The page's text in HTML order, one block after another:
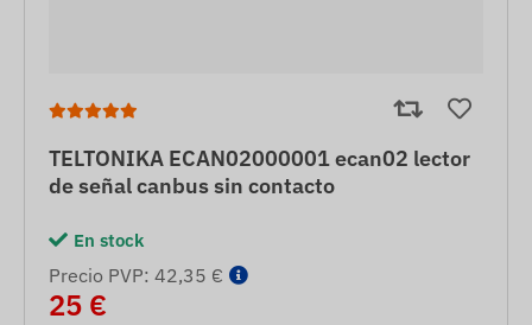
TELTONIKA ECAN02000001 ecan02 lector
de señal canbus sin contacto
En stock
Precio PVP: 42,35 €
25 €